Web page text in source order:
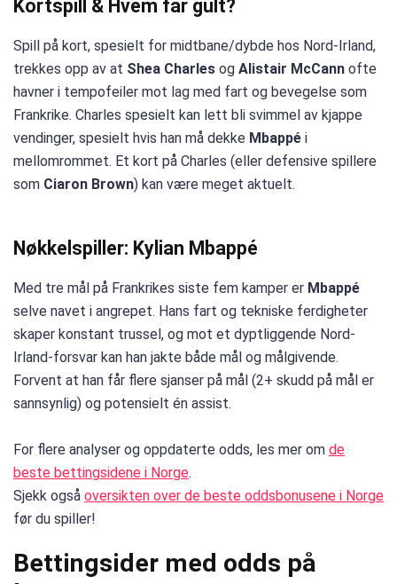
Kortspill & Hvem får gult?
Spill på kort, spesielt for midtbane/dybde hos Nord-Irland,
trekkes opp av at Shea Charles og Alistair McCann ofte
havner i tempofeiler mot lag med fart og bevegelse som
Frankrike. Charles spesielt kan lett bli svimmel av kjappe
vendinger, spesielt hvis han må dekke Mbappé i
mellomrommet. Et kort på Charles (eller defensive spillere
som Ciaron Brown) kan være meget aktuelt.
Nøkkelspiller: Kylian Mbappé
Med tre mål på Frankrikes siste fem kamper er Mbappé
selve navet i angrepet. Hans fart og tekniske ferdigheter
skaper konstant trussel, og mot et dyptliggende Nord-
Irland-forsvar kan han jakte både mål og målgivende.
Forvent at han får flere sjanser på mål (2+ skudd på mål er
sannsynlig) og potensielt én assist.
For flere analyser og oppdaterte odds, les mer om de
beste bettingsidene i Norge.
Sjekk også oversikten over de beste oddsbonusene i Norge
før du spiller!
Bettingsider med odds på